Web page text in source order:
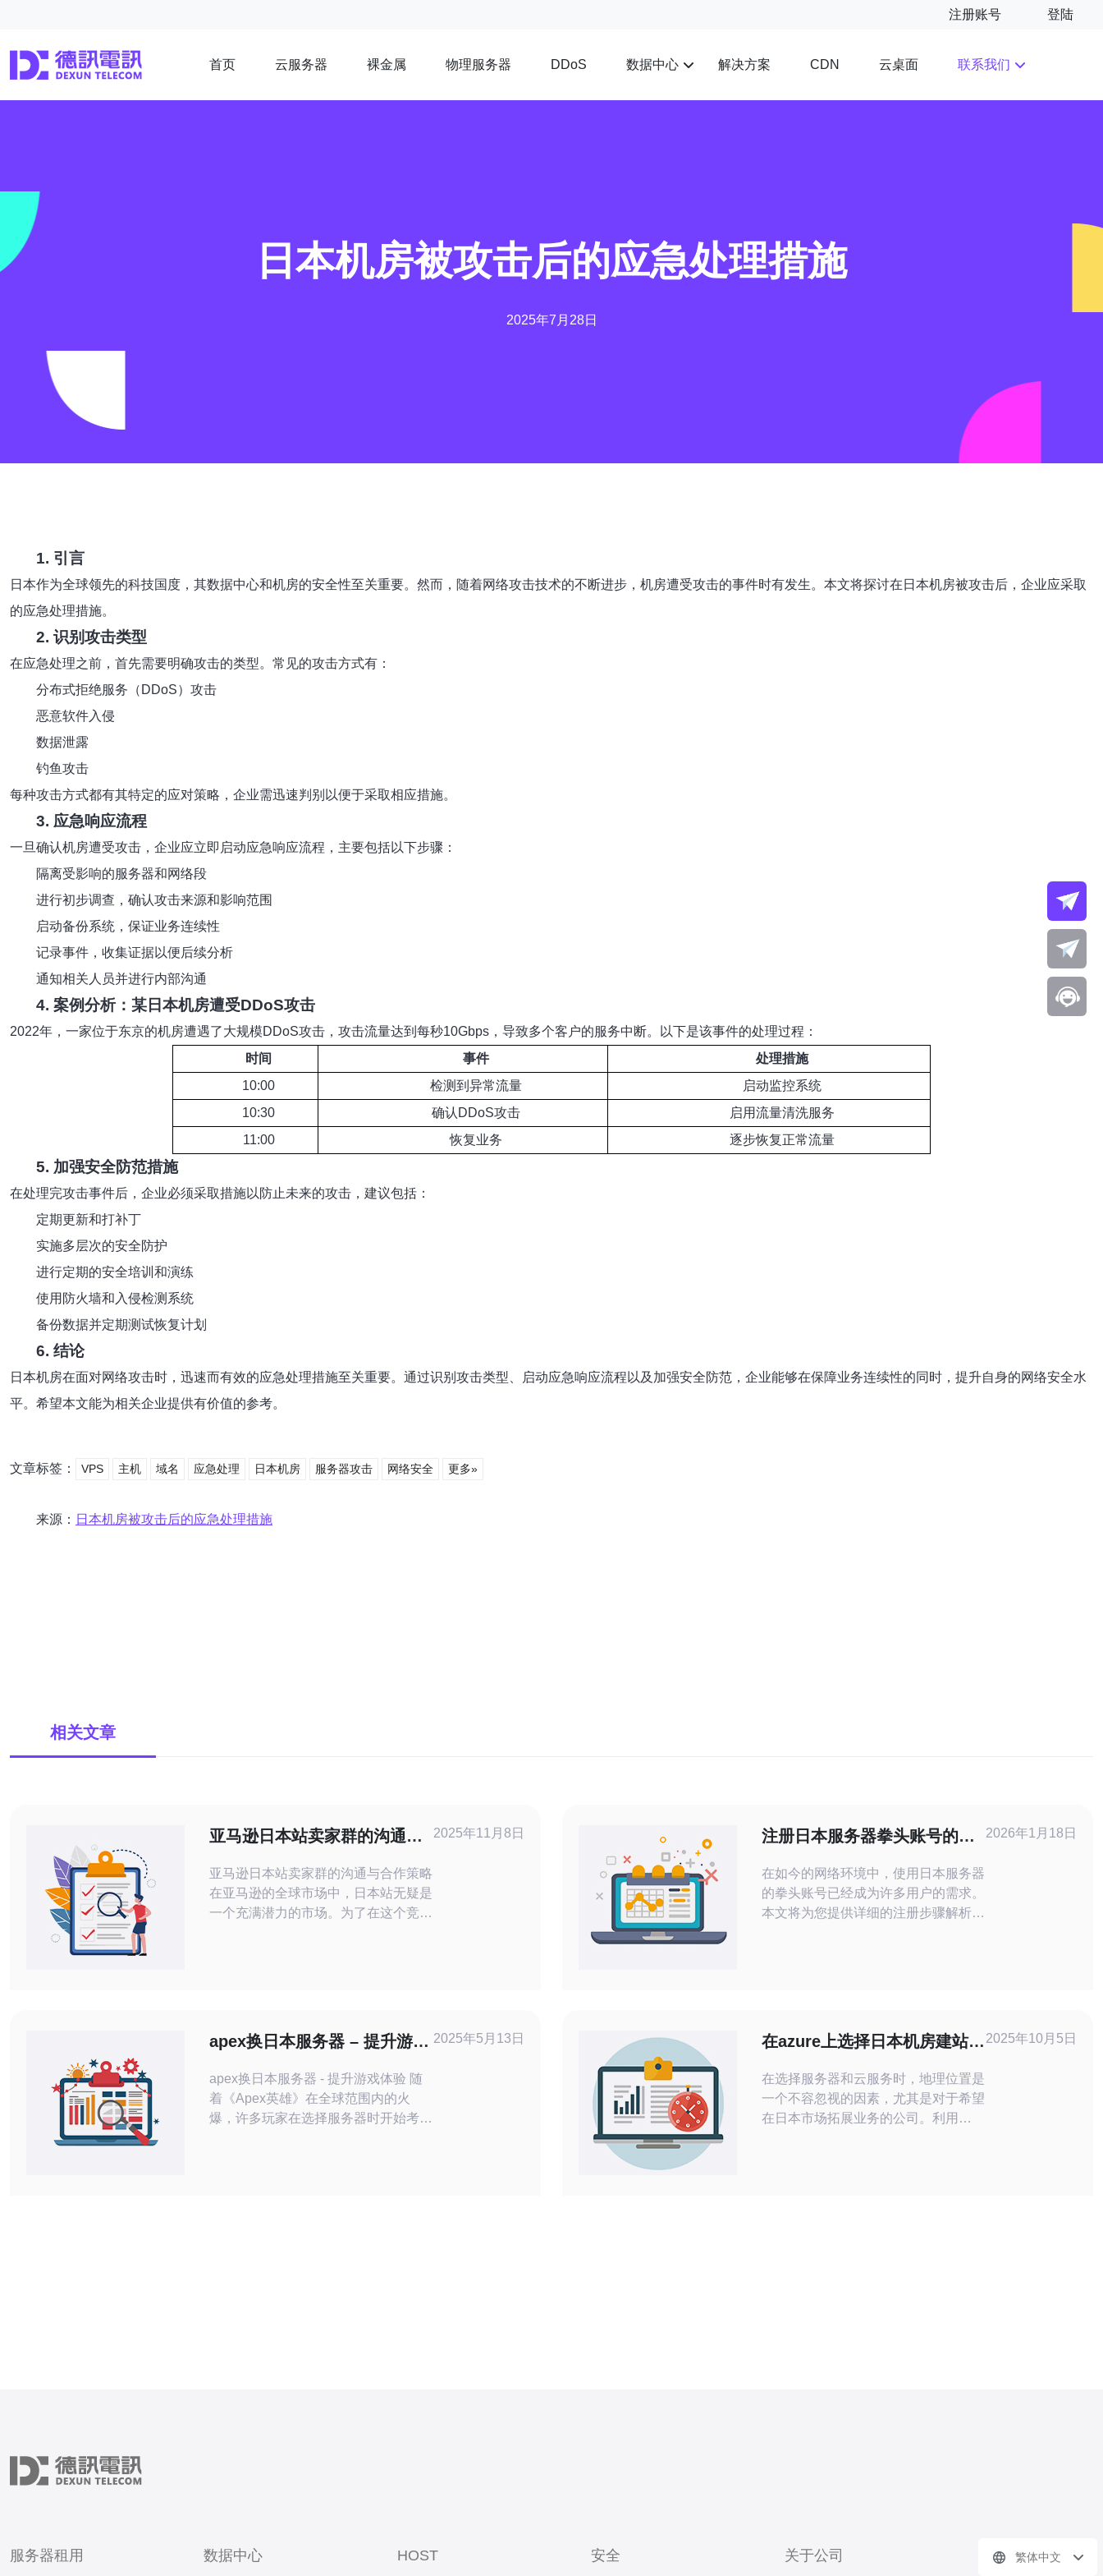
注册账号 登陆
首页 云服务器 裸金属 物理服务器 DDoS 数据中心 解决方案 CDN 云桌面 联系我们
日本机房被攻击后的应急处理措施
2025年7月28日
1. 引言
日本作为全球领先的科技国度，其数据中心和机房的安全性至关重要。然而，随着网络攻击技术的不断进步，机房遭受攻击的事件时有发生。本文将探讨在日本机房被攻击后，企业应采取
的应急处理措施。
2. 识别攻击类型
在应急处理之前，首先需要明确攻击的类型。常见的攻击方式有：
分布式拒绝服务（DDoS）攻击
恶意软件入侵
数据泄露
钓鱼攻击
每种攻击方式都有其特定的应对策略，企业需迅速判别以便于采取相应措施。
3. 应急响应流程
一旦确认机房遭受攻击，企业应立即启动应急响应流程，主要包括以下步骤：
隔离受影响的服务器和网络段
进行初步调查，确认攻击来源和影响范围
启动备份系统，保证业务连续性
记录事件，收集证据以便后续分析
通知相关人员并进行内部沟通
4. 案例分析：某日本机房遭受DDoS攻击
2022年，一家位于东京的机房遭遇了大规模DDoS攻击，攻击流量达到每秒10Gbps，导致多个客户的服务中断。以下是该事件的处理过程：
时间
事件
处理措施
10:00
检测到异常流量
启动监控系统
10:30
确认DDoS攻击
启用流量清洗服务
11:00
恢复业务 逐步恢复正常流量
5. 加强安全防范措施
在处理完攻击事件后，企业必须采取措施以防止未来的攻击，建议包括：
定期更新和打补丁
实施多层次的安全防护
进行定期的安全培训和演练
使用防火墙和入侵检测系统
备份数据并定期测试恢复计划
6. 结论
日本机房在面对网络攻击时，迅速而有效的应急处理措施至关重要。通过识别攻击类型、启动应急响应流程以及加强安全防范，企业能够在保障业务连续性的同时，提升自身的网络安全水
平。希望本文能为相关企业提供有价值的参考。
文章标签： VPS 主机 域名 应急处理 日本机房 服务器攻击 网络安全 更多»
来源： 日本机房被攻击后的应急处理措施
相关文章
亚马逊日本站卖家群的沟通与
亚马逊日本站卖家群的沟通与合作策略
在亚马逊的全球市场中，日本站无疑是
一个充满潜力的市场。为了在这个竞争
立信任与透明度是任何合作关系的基
石。
2025年11月8日
注册日本服务器拳头账号的详
在如今的网络环境中，使用日本服务器
的拳头账号已经成为许多用户的需求。
本文将为您提供详细的注册步骤解析，
地址：确保该
2026年1月18日
apex换日本服务器 – 提升游戏
apex换日本服务器 - 提升游戏体验 随
着《Apex英雄》在全球范围内的火
爆，许多玩家在选择服务器时开始考虑
2025年5月13日
在azure上选择日本机房建站的
在选择服务器和云服务时，地理位置是
一个不容忽视的因素，尤其是对于希望
在日本市场拓展业务的公司。利用
2025年10月5日
服务器租用 数据中心 HOST 安全 关于公司 繁体中文